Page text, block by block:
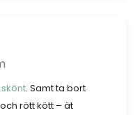
. Samt ta bort
rött kött – ät